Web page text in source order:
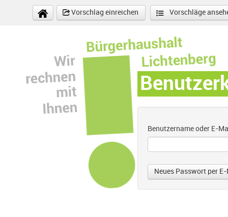
Direkt zum Inhalt
Vorschlag einreichen
Vorschläge
Benutzername oder E-